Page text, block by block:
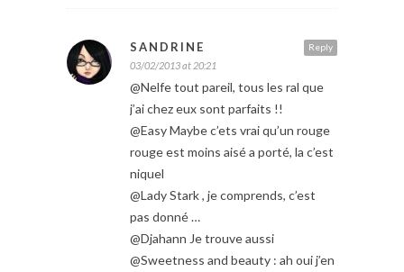
Reply
SANDRINE
03/02/2013 at 20:21
@Nelfe tout pareil, tous les ral que
j’ai chez eux sont parfaits !!
@Easy Maybe c’ets vrai qu’un rouge
rouge est moins aisé a porté, la c’est
niquel
@Lady Stark , je comprends, c’est
pas donné …
@Djahann Je trouve aussi
@Sweetness and beauty : ah oui j’en